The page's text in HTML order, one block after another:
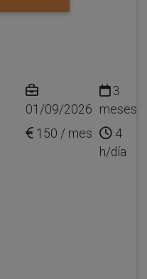
01/09/2026
150 / mes
3
meses
4
h/día